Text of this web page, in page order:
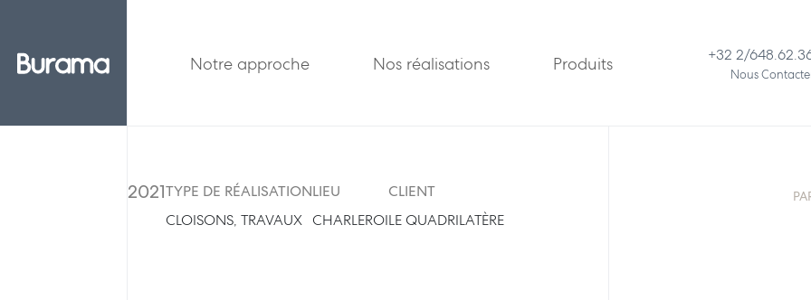
Notre approche Nos réalisations Produits +32 2/
Nous
CLIENT
LE QUADRILATÈRE
2021TYPE DE RÉALISATION
CLOISONS, TRAVAUX
LIEU
CHARLEROI